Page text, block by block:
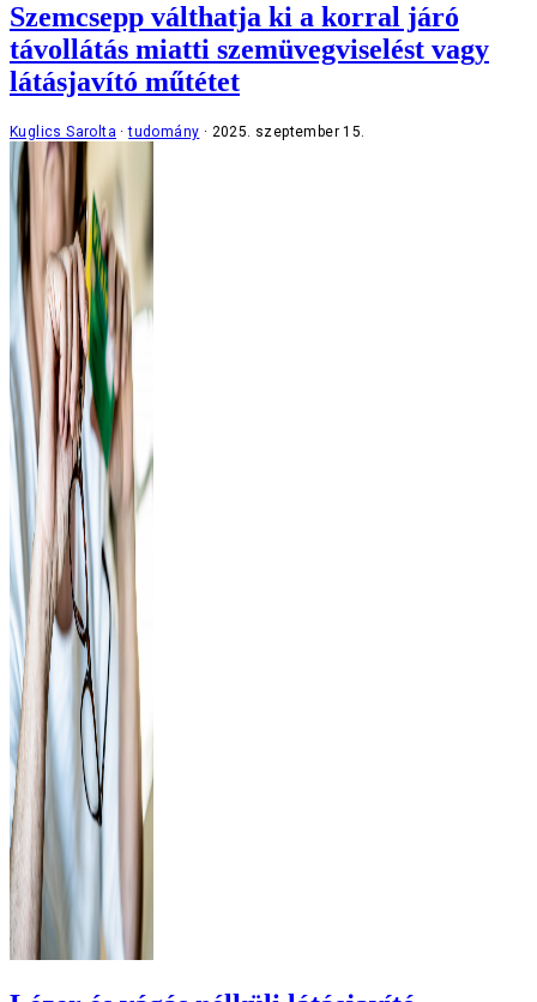
Szemcsepp válthatja ki a korral járó
távollátás miatti szemüvegviselést vagy
látásjavító műtétet
Kuglics Sarolta tudomány 2025. szeptember 15.